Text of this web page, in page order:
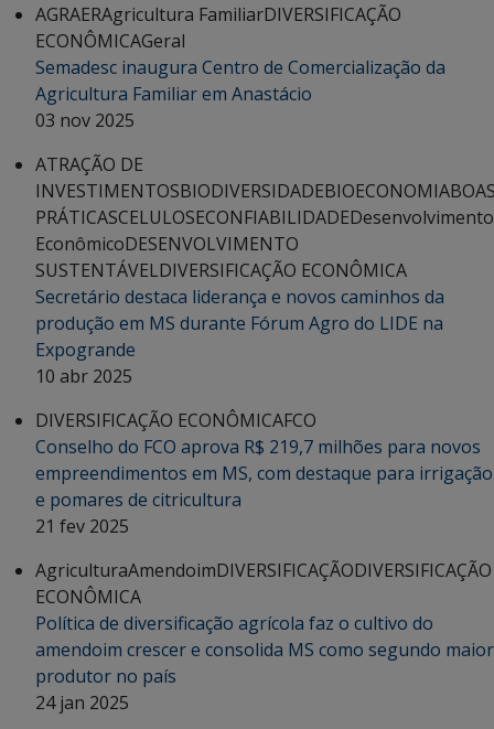
AGRAERAgricultura FamiliarDIVERSIFICAÇÃO
ECONÔMICAGeral
Semadesc inaugura Centro de Comercialização da
Agricultura Familiar em Anastácio
03 nov 2025
ATRAÇÃO DE
INVESTIMENTOSBIODIVERSIDADEBIOECONOMIA
PRÁTICASCELULOSECONFIABILIDADEDesenvolvimento
EconômicoDESENVOLVIMENTO
SUSTENTÁVELDIVERSIFICAÇÃO ECONÔMICA
Secretário destaca liderança e novos caminhos da
produção em MS durante Fórum Agro do LIDE na
Expogrande
10 abr 2025
DIVERSIFICAÇÃO ECONÔMICAFCO
Conselho do FCO aprova R$ 219,7 milhões para novos
empreendimentos em MS, com destaque para irrigação
e pomares de citricultura
21 fev 2025
AgriculturaAmendoimDIVERSIFICAÇÃODIVERSIFICAÇÃO
ECONÔMICA
Política de diversificação agrícola faz o cultivo do
amendoim crescer e consolida MS como segundo maior
produtor no país
24 jan 2025